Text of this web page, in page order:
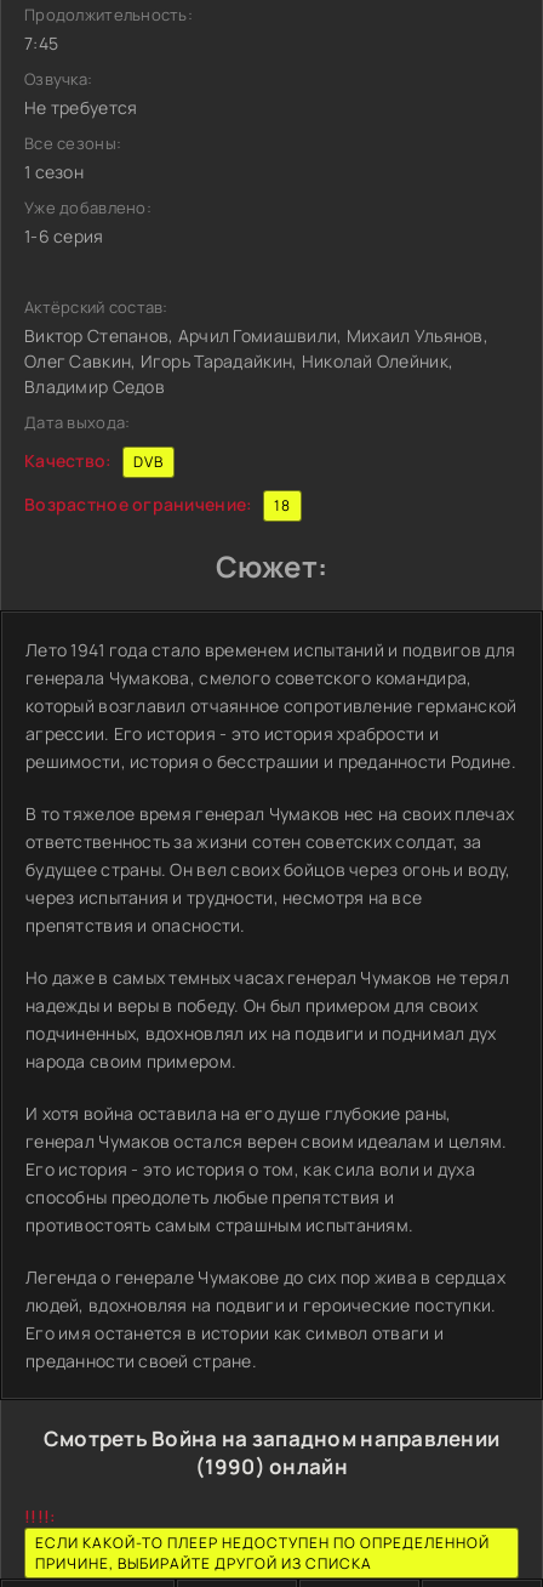
Продолжительность:
7:45
Озвучка:
Не требуется
Все сезоны:
1 сезон
Уже добавлено:
1-6 серия
Актёрский состав:
Виктор Степанов, Арчил Гомиашвили, Михаил Ульянов,
Олег Савкин, Игорь Тарадайкин, Николай Олейник,
Владимир Седов
Дата выхода:
Качество: DVB
Возрастное ограничение: 18
Сюжет:
Лето 1941 года стало временем испытаний и подвигов для
генерала Чумакова, смелого советского командира,
который возглавил отчаянное сопротивление германской
агрессии. Его история - это история храбрости и
решимости, история о бесстрашии и преданности Родине.
В то тяжелое время генерал Чумаков нес на своих плечах
ответственность за жизни сотен советских солдат, за
будущее страны. Он вел своих бойцов через огонь и воду,
через испытания и трудности, несмотря на все
препятствия и опасности.
Но даже в самых темных часах генерал Чумаков не терял
надежды и веры в победу. Он был примером для своих
подчиненных, вдохновлял их на подвиги и поднимал дух
народа своим примером.
И хотя война оставила на его душе глубокие раны,
генерал Чумаков остался верен своим идеалам и целям.
Его история - это история о том, как сила воли и духа
способны преодолеть любые препятствия и
противостоять самым страшным испытаниям.
Легенда о генерале Чумакове до сих пор жива в сердцах
людей, вдохновляя на подвиги и героические поступки.
Его имя останется в истории как символ отваги и
преданности своей стране.
Смотреть Война на западном направлении
(1990) онлайн
!!!!:
ЕСЛИ КАКОЙ-ТО ПЛЕЕР НЕДОСТУПЕН ПО ОПРЕДЕЛЕННОЙ
ПРИЧИНЕ, ВЫБИРАЙТЕ ДРУГОЙ ИЗ СПИСКА